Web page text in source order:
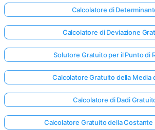
Calcolatore di
Calcolatore di Deviazione
Solutore Gratuito per il Punto di
Calcolatore Gratuito della Media
Calcolatore di Dadi
Calcolatore Gratuito della Costante